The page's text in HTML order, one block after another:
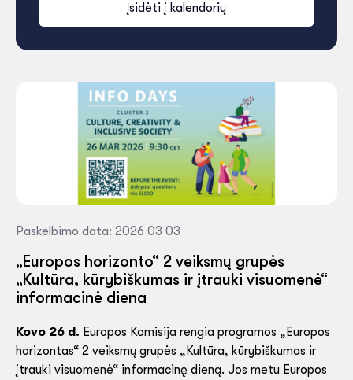
Įsidėti į kalendorių
Paskelbimo data: 2026 03 03
„Europos horizonto“ 2 veiksmų grupės
„Kultūra, kūrybiškumas ir įtrauki visuomenė“
informacinė diena
Kovo 26 d. Europos Komisija rengia programos „Europos
horizontas“ 2 veiksmų grupės „Kultūra, kūrybiškumas ir
įtrauki visuomenė“ informacinę dieną. Jos metu Europos